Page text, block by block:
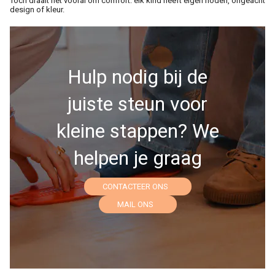
design of kleur.
Hulp nodig bij de
juiste steun voor
kleine stappen? We
helpen je graag
CONTACTEER ONS
MAIL ONS